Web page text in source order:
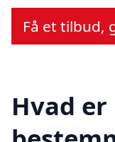
Få et tilbud,
Hvad